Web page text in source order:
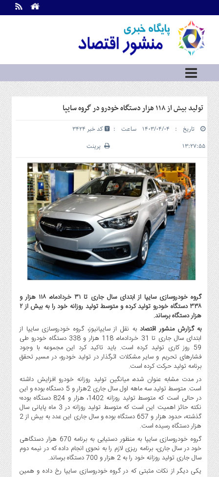
اطلاعات
تماس
ما
درباره
ما
سرویس
ها
بازار
سرمایه
و
بورس
مسکن
و
شهری
گاز
و
پتروشیمی
صنعت
و
خودرو
استارت
آپ
و
فن
آوری
بانک
،
بیمه
و
ارز
دیجیتال
کشاورزی
و
صنایع
غذایی
سیاسی
تولید بیش از ۱۱۸ هزار دستگاه خودرو در گروه سایپا
تاریخ : ۱۴۰۳/۰۴/۰۴ ساعت :
۱۳:۲۷:۵۵
کد خبر 3424
پرینت
گروه خودروسازی سایپا از ابتدای سال جاری تا ۳۱ خردادماه، ۱۱۸ هزار و
۳۳۸ دستگاه خودرو تولید کرده و متوسط تولید روزانه خود را به بیش از ۲
هزار دستگاه برساند.
به گزارش منشور اقتصاد به نقل از سایپانیوز، گروه خودروسازی سایپا از
ابتدای سال جاری تا 31 خردادماه، 118 هزار و 338 دستگاه خودرو طی
59 روز کاری تولید کرده است. باید تاکید کرد این مجموعه با وجود
فشارهای تحریم و سایر مشکلات اثرگذار در تولید خودرو، در مسیر تحقق
برنامه تولید حرکت کرده است.
در مدت مشابه عنوان شده،‌ میانگین تولید روزانه خودرو افزایش داشته
است. متوسط تولید سه ماهه اول سال جاری 2هزار و 5 دستگاه بوده و این
در حالی است که متوسط تولید روزانه 1402، هزار و 824 دستگاه بوده؛
نکته حائز اهمیت این است که متوسط تولید روزانه در 3 ماه پایانی سال
گذشته، ‌حدود هزار و 657 دستگاه بوده و سال جاری این عدد به بیش از 2
هزار دستگاه رسیده است.
گروه خودروسازی سایپا‌ به منظور دستیابی به برنامه 670 هزار دستگاهی
خود در سال جاری، برنامه ریزی لازم را به نحوی انجام داده که در نیمه دوم
سال جاری تولید روزانه خود را به 2 هزار و 700 دستگاه برساند.
یکی دیگر از نکات مثبتی که در گروه خودروسازی سایپا رخ داده و همین